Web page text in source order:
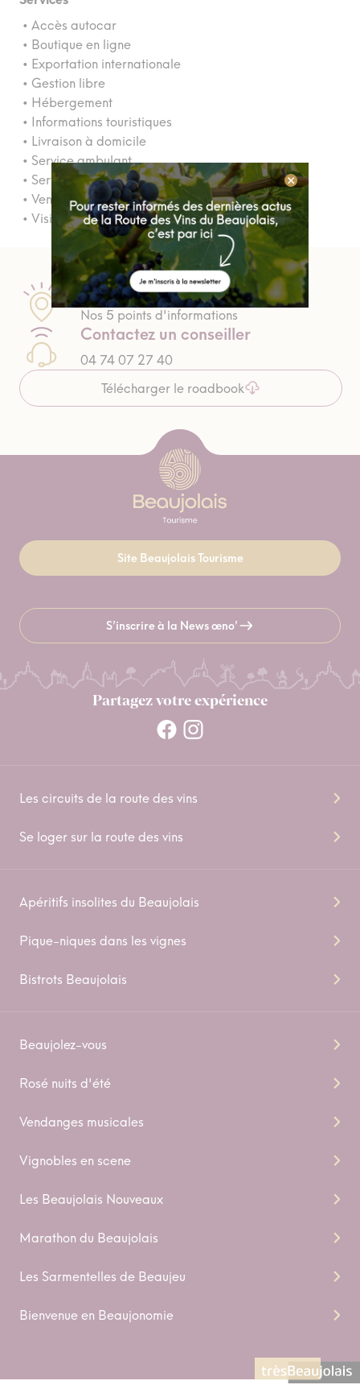
• Accès autocar
• Boutique en ligne
• Exportation internationale
• Gestion libre
• Hébergement
• Informations touristiques
• Livraison à domicile
• Service ambulant
• Service drive
• Vente à la propriété
• Visites guidées
Passez nous voir
Nos 5 points d'informations
Contactez un conseiller
04 74 07 27 40
Télécharger le roadbook
Site Beaujolais Tourisme
S’inscrire à la News œno’
Partagez votre expérience
Les circuits de la route des vins
Se loger sur la route des vins
Apéritifs insolites du Beaujolais
Pique-niques dans les vignes
Bistrots Beaujolais
Beaujolez-vous
Rosé nuits d'été
Vendanges musicales
Vignobles en scene
Les Beaujolais Nouveaux
Marathon du Beaujolais
Les Sarmentelles de Beaujeu
Bienvenue en Beaujonomie